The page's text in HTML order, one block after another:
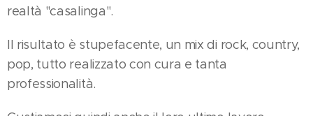
realtà "casalinga".
Il risultato è stupefacente, un mix di rock, country,
pop, tutto realizzato con cura e tanta
professionalità.